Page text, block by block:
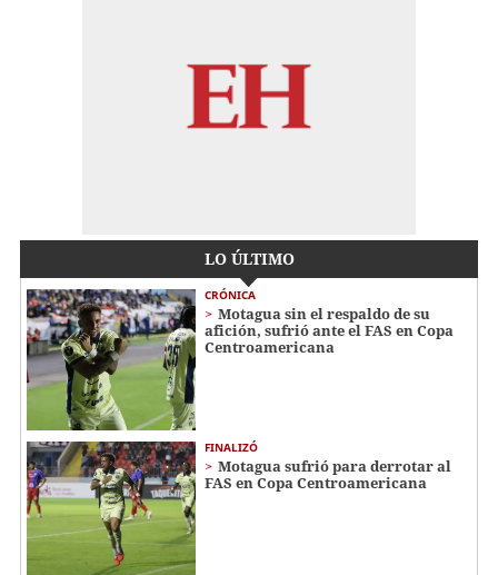
LO ÚLTIMO
CRÓNICA
Motagua sin el respaldo de su
afición, sufrió ante el FAS en Copa
Centroamericana
FINALIZÓ
Motagua sufrió para derrotar al
FAS en Copa Centroamericana